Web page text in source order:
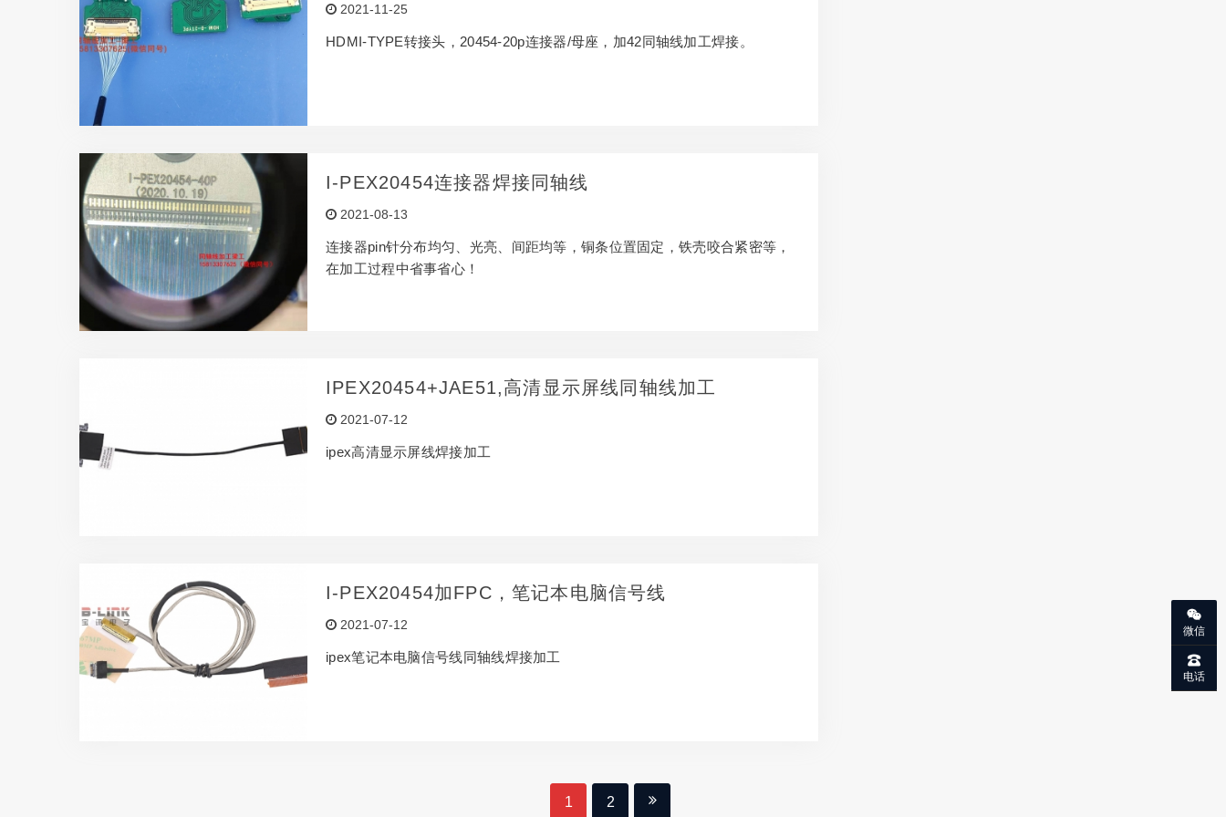
2021-11-25
HDMI-TYPE转接头，20454-20p连接器/母座，加42同轴线加工焊接。
I-PEX20454连接器焊接同轴线
2021-08-13
连接器pin针分布均匀、光亮、间距均等，铜条位置固定，铁壳咬合紧密等，
在加工过程中省事省心！
IPEX20454+JAE51,高清显示屏线同轴线加工
2021-07-12
ipex高清显示屏线焊接加工
I-PEX20454加FPC，笔记本电脑信号线
2021-07-12
ipex笔记本电脑信号线同轴线焊接加工
1 2
微信
电话